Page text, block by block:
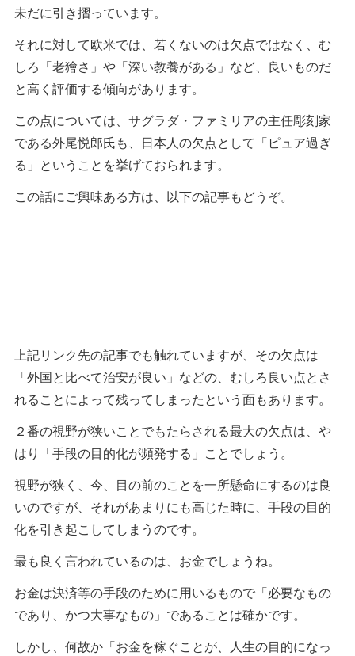
未だに引き摺っています。
それに対して欧米では、若くないのは欠点ではなく、む
しろ「老獪さ」や「深い教養がある」など、良いものだ
と高く評価する傾向があります。
この点については、サグラダ・ファミリアの主任彫刻家
である外尾悦郎氏も、日本人の欠点として「ピュア過ぎ
る」ということを挙げておられます。
この話にご興味ある方は、以下の記事もどうぞ。
上記リンク先の記事でも触れていますが、その欠点は
「外国と比べて治安が良い」などの、むしろ良い点とさ
れることによって残ってしまったという面もあります。
２番の視野が狭いことでもたらされる最大の欠点は、や
はり「手段の目的化が頻発する」ことでしょう。
視野が狭く、今、目の前のことを一所懸命にするのは良
いのですが、それがあまりにも高じた時に、手段の目的
化を引き起こしてしまうのです。
最も良く言われているのは、お金でしょうね。
お金は決済等の手段のために用いるもので「必要なもの
であり、かつ大事なもの」であることは確かです。
しかし、何故か「お金を稼ぐことが、人生の目的になっ